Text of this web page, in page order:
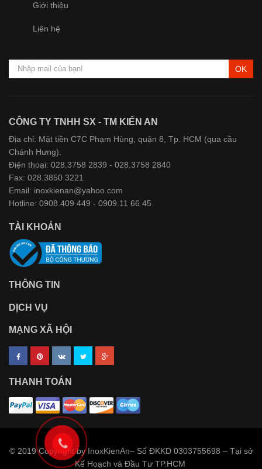
Giới thiệu
Liên hệ
OK
CÔNG TY TNHH SX - TM KIẾN AN
Địa chỉ: Mặt tiền C7C Phạm Hùng, quận 8, Tp. HCM (qua cầu
Chánh Hưng).
Điện thoại: 028.3758 2839 - 028.3758 2840
Fax: 028.3850 3221
Email: inoxkienan@yahoo.com
Hotline: 0908.409 449 - 0909.11 66 45
TÀI KHOẢN
THÔNG TIN
DỊCH VỤ
MẠNG XÃ HỘI
THANH TOÁN
© 2019 Copyright by InoxKienAn– Số ĐKKD 0303755698 – Tại sở
Kế Hoạch và Đầu Tư TP.HCM